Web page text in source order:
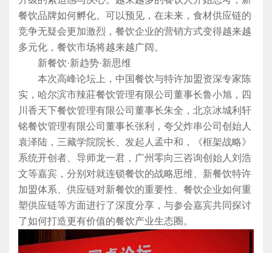
餐饮品牌如何孵化。可以预见，在未来，食材供应链的
竞争无疑会更加激烈，餐饮企业的营销方式变得越来越
多元化，餐饮市场将越来越广阔。
新餐饮·新趋势·新思维
本次高峰论坛上，中国餐饮与特许加盟资深专家陈
实，哈尔滨市辣莊餐饮管理有限公司董事长鲁小旭，四
川香天下餐饮管理有限公司董事长朱全，北京冰城利轩
铭餐饮管理有限公司董事长张利，夸父炸串公司创始人
袁泽陆，三藏学院院长、发起人孟中和，《框架战略》
系统开创者、导师龙一君，广州零向三咨询创始人刘浩
文等嘉宾，分别对就连锁餐饮的战略思维、新餐饮特许
加盟体系、供应链对新餐饮的重要性、餐饮企业如何重
塑供应链等方面进行了深度分享，与参会嘉宾共同探讨
了如何打造更有价值的餐饮产业生态圈。